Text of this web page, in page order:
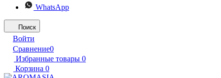
WhatsApp
Поиск
Войти
Сравнение0
Избранные товары 0
Корзина 0